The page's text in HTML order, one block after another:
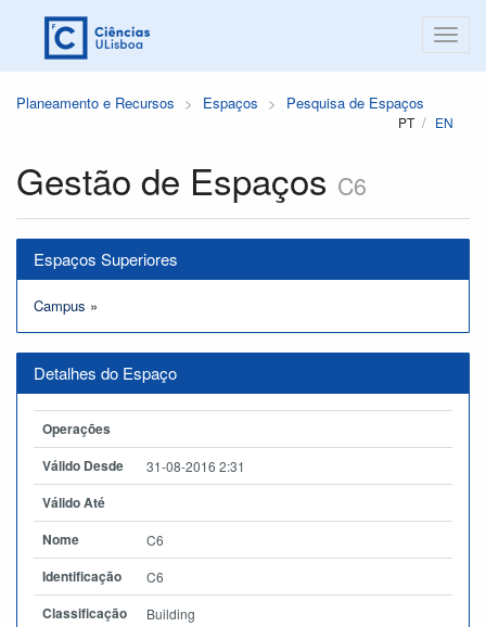
Planeamento e Recursos Espaços Pesquisa de Espaços
PT EN
Gestão de Espaços C6
Espaços Superiores
Campus »
Detalhes do Espaço
Operações
Válido Desde
31-08-2016 2:31
Válido Até
Nome
C6
Identificação C6
Classificação Building